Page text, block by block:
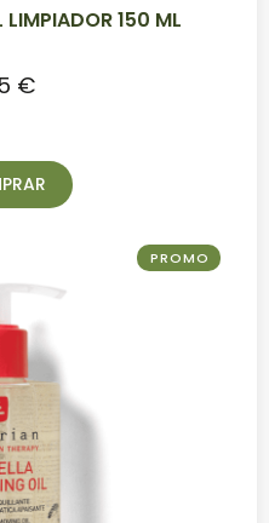
LIMPIADOR 150 ML
€
PROMO